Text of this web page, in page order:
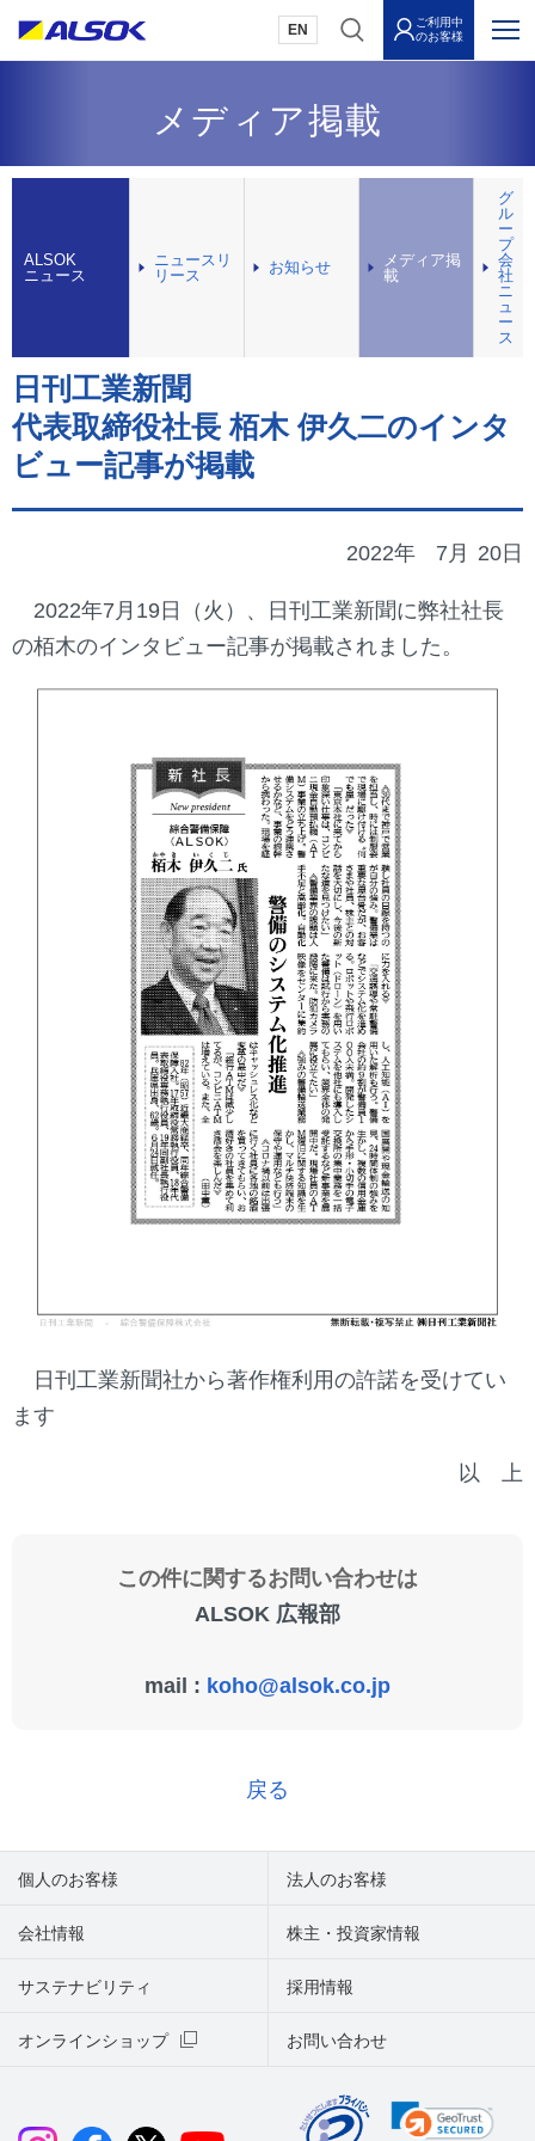
EN
ご利用中
のお客様
メディア掲載
ALSOK
ニュース
ニュースリ
リース
お知らせ
メディア掲
載
グ
ル
ー
プ
会
社
ニ
ュ
ー
ス
日刊工業新聞
代表取締役社長 栢木 伊久二のインタ
ビュー記事が掲載
2022年 7月 20日
2022年7月19日（火）、日刊工業新聞に弊社社長
の栢木のインタビュー記事が掲載されました。
日刊工業新聞社から著作権利用の許諾を受けてい
ます
以 上
この件に関するお問い合わせは
ALSOK 広報部
mail : koho@alsok.co.jp
戻る
個人のお客様 法人のお客様
会社情報 株主・投資家情報
サステナビリティ
オンラインショップ お問い合わせ
採用情報